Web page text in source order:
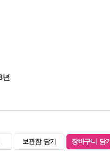
년
보관함 담기 장바구니 담기